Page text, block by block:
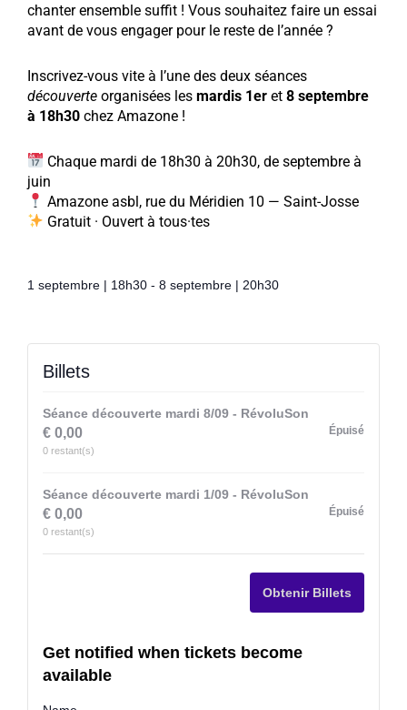
chanter ensemble suffit ! Vous souhaitez faire un essai
avant de vous engager pour le reste de l’année ?
Inscrivez-vous vite à l’une des deux séances
découverte organisées les mardis 1er et 8 septembre
à 18h30 chez Amazone !
Chaque mardi de 18h30 à 20h30, de septembre à
juin
Amazone asbl, rue du Méridien 10 — Saint-Josse
Gratuit · Ouvert à tous·tes
1 septembre | 18h30 - 8 septembre | 20h30
Billets
Séance découverte mardi 8/09 - RévoluSon
€ 0,00
0 restant(s)
Épuisé
Séance découverte mardi 1/09 - RévoluSon
€ 0,00
0 restant(s)
Épuisé
Obtenir Billets
Get notified when tickets become
available